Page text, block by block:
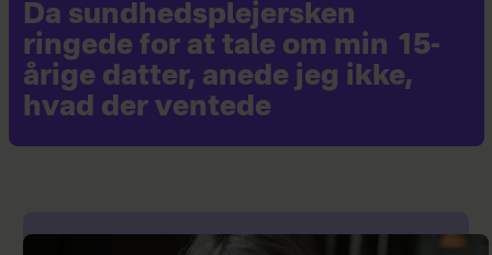
Da sundhedsplejersken
ringede for at tale om min 15-
årige datter, anede jeg ikke,
hvad der ventede